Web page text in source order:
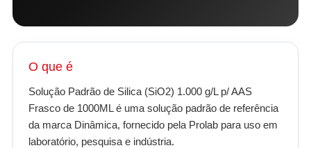
O que é
Solução Padrão de Silica (SiO2) 1.000 g/L p/ AAS
Frasco de 1000ML é uma solução padrão de referência
da marca Dinâmica, fornecido pela Prolab para uso em
laboratório, pesquisa e indústria.